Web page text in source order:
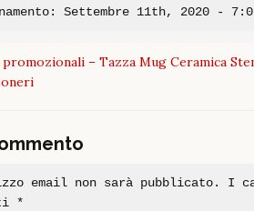
Settembre 11th, 2020 -
– Tazza Mug Ceramica
email non sarà pubblicato.
I
*